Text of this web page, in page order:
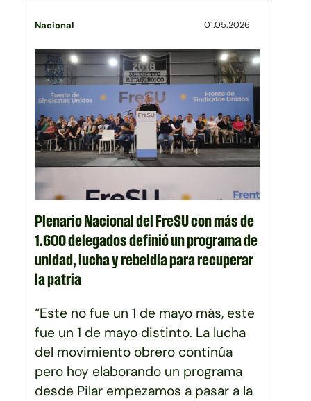
Nacional 01.05.2026
Plenario Nacional del FreSU con más de
1.600 delegados definió un programa de
unidad, lucha y rebeldía para recuperar
la patria
“Este no fue un 1 de mayo más, este
fue un 1 de mayo distinto. La lucha
del movimiento obrero continúa
pero hoy elaborando un programa
desde Pilar empezamos a pasar a la